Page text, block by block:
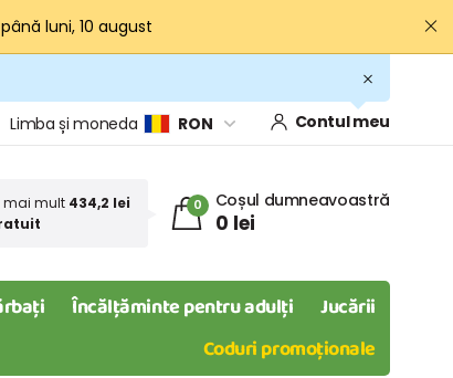
luni, 10 august
Limba și moneda RON Contul meu
mai mult 434,2 lei
0 Coșul dumneavoastră
0 lei
Încălțăminte pentru adulți
Jucării
Coduri promoționale